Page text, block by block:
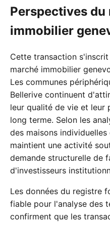
Perspectives du
immobilier
Cette transaction
marché immobilier
Les communes
Bellerive continuent
leur qualité de vie et leur
long terme. Selon les
des maisons
maintient une activité
demande structurelle de
d'investisseurs
Les données du registre
fiable pour l'analyse des
confirment que les